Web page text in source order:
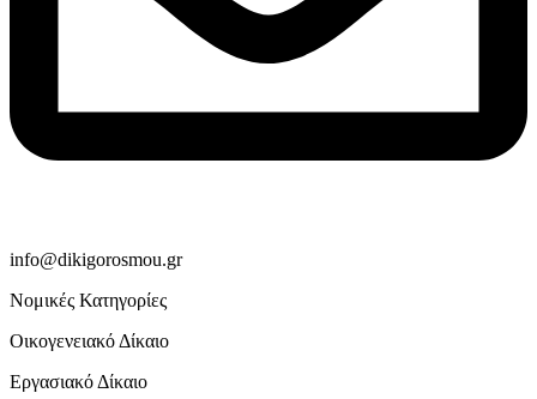
info@dikigorosmou.gr
Νομικές Κατηγορίες
Οικογενειακό Δίκαιο
Εργασιακό Δίκαιο